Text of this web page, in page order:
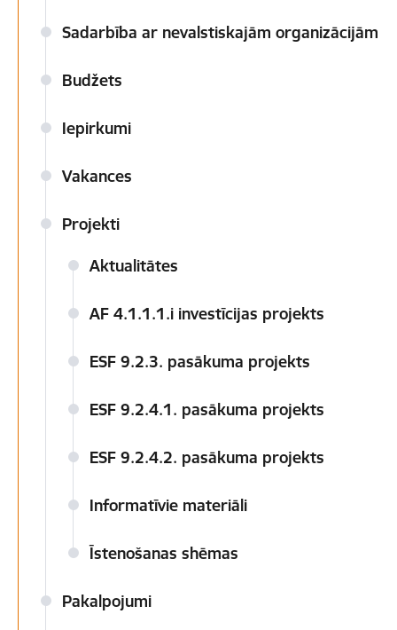
Sadarbība ar nevalstiskajām organizācijām
Budžets
Iepirkumi
Vakances
Projekti
Aktualitātes
AF 4.1.1.1.i investīcijas projekts
ESF 9.2.3. pasākuma projekts
ESF 9.2.4.1. pasākuma projekts
ESF 9.2.4.2. pasākuma projekts
Informatīvie materiāli
Īstenošanas shēmas
Pakalpojumi